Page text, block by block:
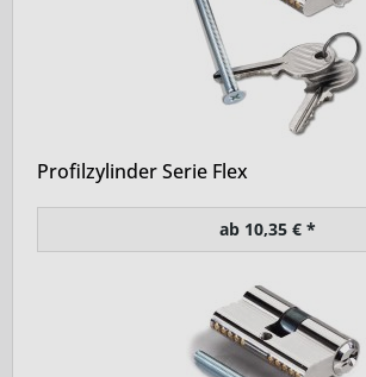
Profilzylinder Serie Flex
ab 10,35 € *